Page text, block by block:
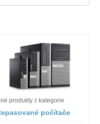
produkty z kategorie
počítače